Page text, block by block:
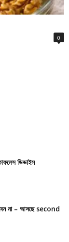
0
ডিভাইস
না – আসছে second